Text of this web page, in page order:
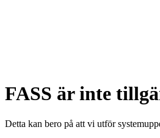
FASS är inte
Detta kan bero på att vi utför